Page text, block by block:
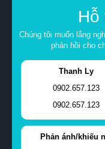
Hỗ
Chúng tôi muốn lắng
phản hồi cho
Thanh Ly
0902.657.123
0902.657.123
Phản ánh/khiếu